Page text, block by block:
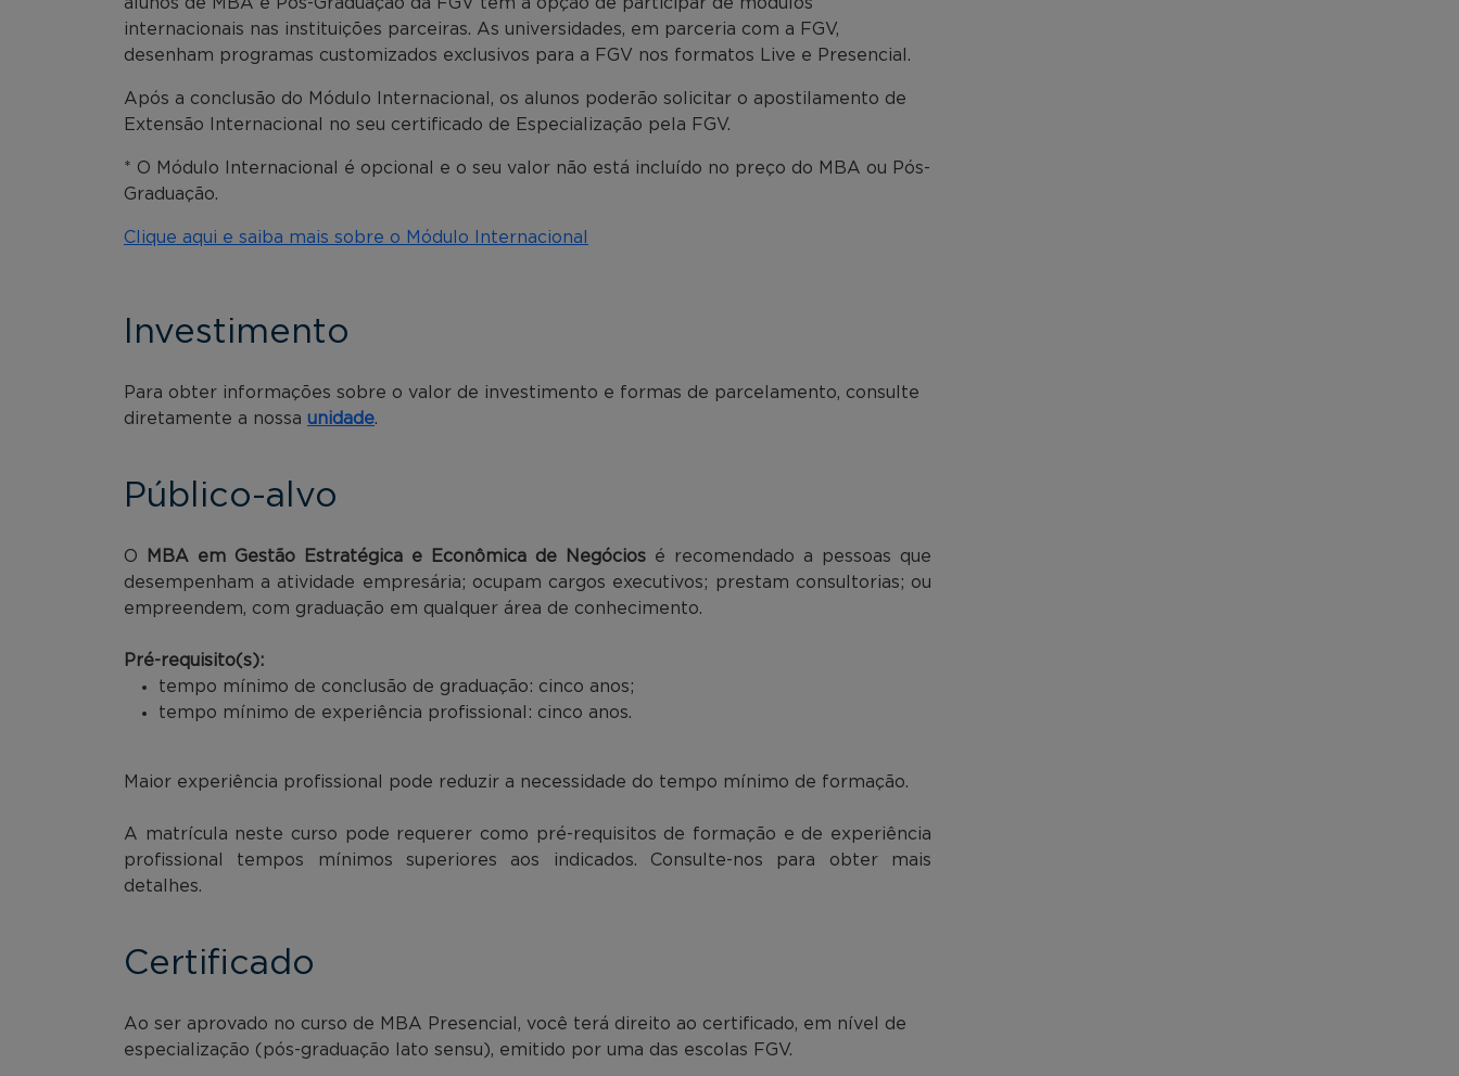
internacionais nas instituições parceiras. As universidades, em parceria com a FGV,
desenham programas customizados exclusivos para a FGV nos formatos Live e Presencial.
Após a conclusão do Módulo Internacional, os alunos poderão solicitar o apostilamento de
Extensão Internacional no seu certificado de Especialização pela FGV.
* O Módulo Internacional é opcional e o seu valor não está incluído no preço do MBA ou Pós-
Graduação.
Clique aqui e saiba mais sobre o Módulo Internacional
Investimento
Para obter informações sobre o valor de investimento e formas de parcelamento, consulte
diretamente a nossa unidade.
Público-alvo
O MBA em Gestão Estratégica e Econômica de Negócios é recomendado a pessoas que
desempenham a atividade empresária; ocupam cargos executivos; prestam consultorias; ou
empreendem, com graduação em qualquer área de conhecimento.
Pré-requisito(s):
tempo mínimo de conclusão de graduação: cinco anos;
tempo mínimo de experiência profissional: cinco anos.
Maior experiência profissional pode reduzir a necessidade do tempo mínimo de formação.
A matrícula neste curso pode requerer como pré-requisitos de formação e de experiência
profissional tempos mínimos superiores aos indicados. Consulte-nos para obter mais
detalhes.
Certificado
Ao ser aprovado no curso de MBA Presencial, você terá direito ao certificado, em nível de
especialização (pós-graduação lato sensu), emitido por uma das escolas FGV.